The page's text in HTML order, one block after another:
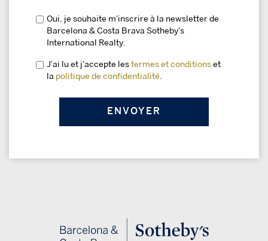
Oui, je souhaite m'inscrire à la newsletter de
Barcelona & Costa Brava Sotheby's
International Realty.
J'ai lu et j'accepte les termes et conditions et
la politique de confidentialité